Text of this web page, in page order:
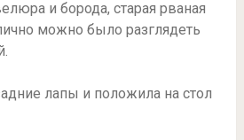
и борода, старая рваная
можно было разглядеть
лапы и положила на стол